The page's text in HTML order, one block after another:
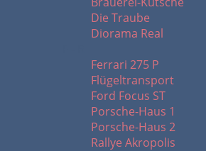
Die Traube
Diorama Real
Ferrari 275 P
Flügeltransport
Ford Focus ST
Porsche-Haus 1
Porsche-Haus 2
Rallye Akropolis